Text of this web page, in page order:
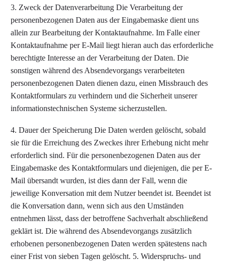
3. Zweck der Datenverarbeitung Die Verarbeitung der
personenbezogenen Daten aus der Eingabemaske dient uns
allein zur Bearbeitung der Kontaktaufnahme. Im Falle einer
Kontaktaufnahme per E-Mail liegt hieran auch das erforderliche
berechtigte Interesse an der Verarbeitung der Daten. Die
sonstigen während des Absendevorgangs verarbeiteten
personenbezogenen Daten dienen dazu, einen Missbrauch des
Kontaktformulars zu verhindern und die Sicherheit unserer
informationstechnischen Systeme sicherzustellen.
4. Dauer der Speicherung Die Daten werden gelöscht, sobald
sie für die Erreichung des Zweckes ihrer Erhebung nicht mehr
erforderlich sind. Für die personenbezogenen Daten aus der
Eingabemaske des Kontaktformulars und diejenigen, die per E-
Mail übersandt wurden, ist dies dann der Fall, wenn die
jeweilige Konversation mit dem Nutzer beendet ist. Beendet ist
die Konversation dann, wenn sich aus den Umständen
entnehmen lässt, dass der betroffene Sachverhalt abschließend
geklärt ist. Die während des Absendevorgangs zusätzlich
erhobenen personenbezogenen Daten werden spätestens nach
einer Frist von sieben Tagen gelöscht. 5. Widerspruchs- und